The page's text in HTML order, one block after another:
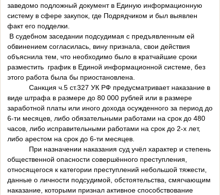
заведомо подложный документ в Единую информационную
систему в сфере закупок, где Подрядчиком и был выявлен
факт его подделки.
В судебном заседании подсудимая с предъявленным ей
обвинением согласилась, вину признала, свои действия
объяснила тем, что необходимо было в кратчайшие сроки
разместить график в Единой информационной системе, без
этого работа была бы приостановлена.
Санкция ч.5 ст.327 УК РФ предусматривает наказание в
виде штрафа в размере до 80 000 рублей или в размере
заработной платы или иного дохода осужденного за период до
6-ти месяцев, либо обязательными работами на срок до 480
часов, либо исправительными работами на срок до 2-х лет,
либо арестом на срок до 6-ти месяцев.
При назначении наказания суд учёл характер и степень
общественной опасности совершённого преступления,
относящегося к категории преступлений небольшой тяжести,
данные о личности подсудимой, обстоятельства, смягчающим
наказание, которыми признал активное способствование